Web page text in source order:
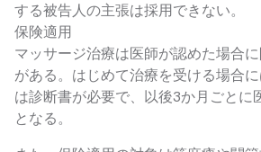
する被告人の主張は採用できない。
保険適用
マッサージ治療は医師が認めた場合
がある。はじめて治療を受ける場合
は診断書が必要で、以後3か月ごとに
となる。